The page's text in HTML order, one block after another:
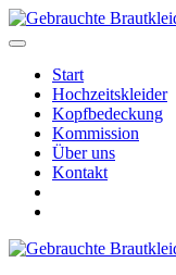
Start
Hochzeitskleider
Kopfbedeckung
Kommission
Über uns
Kontakt